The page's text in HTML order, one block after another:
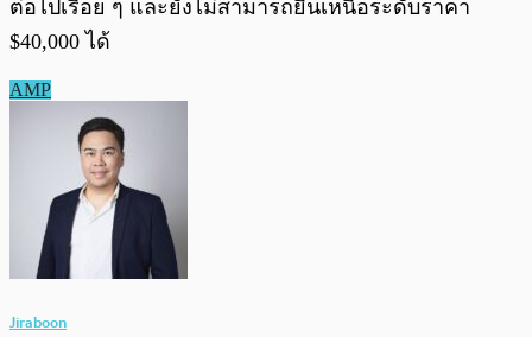
ต่อไปเรื่อย ๆ และยังไม่สามารถยืนเหนือระดับราคา
$40,000 ได้
AMP
Jiraboon